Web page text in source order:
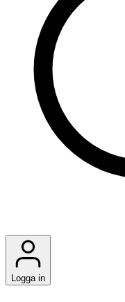
Logga in